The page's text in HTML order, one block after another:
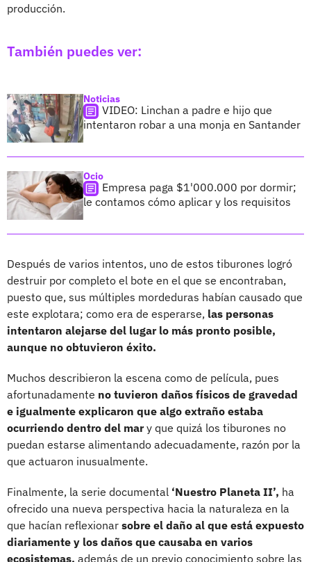
producción.
También puedes ver:
Noticias
VIDEO: Linchan a padre e hijo que
intentaron robar a una monja en Santander
Ocio
Empresa paga $1'000.000 por dormir;
le contamos cómo aplicar y los requisitos
Después de varios intentos, uno de estos tiburones logró
destruir por completo el bote en el que se encontraban,
puesto que, sus múltiples mordeduras habían causado que
este explotara; como era de esperarse, las personas
intentaron alejarse del lugar lo más pronto posible,
aunque no obtuvieron éxito.
Muchos describieron la escena como de película, pues
afortunadamente no tuvieron daños físicos de gravedad
e igualmente explicaron que algo extraño estaba
ocurriendo dentro del mary que quizá los tiburones no
puedan estarse alimentando adecuadamente, razón por la
que actuaron inusualmente.
Finalmente, la serie documental ‘Nuestro Planeta II’, ha
ofrecido una nueva perspectiva hacia la naturaleza en la
que hacían reflexionar sobre el daño al que está expuesto
diariamente y los daños que causaba en varios
ecosistemas, además de un previo conocimiento sobre las